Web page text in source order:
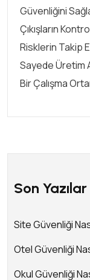
Güvenliğini
Çıkışların
Risklerin Takip
Sayede Üretim
Bir Çalışma
Son Yazılar
Site Güvenliği
Otel Güvenliği
Okul Güvenliği